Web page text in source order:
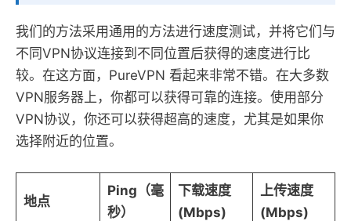
我们的方法采用通用的方法进行速度测试，并将它们与
不同VPN协议连接到不同位置后获得的速度进行比
较。在这方面，PureVPN 看起来非常不错。在大多数
VPN服务器上，你都可以获得可靠的连接。使用部分
VPN协议，你还可以获得超高的速度，尤其是如果你
选择附近的位置。
地点
Ping（毫
秒）
下载速度
(Mbps)
上传速度
(Mbps)